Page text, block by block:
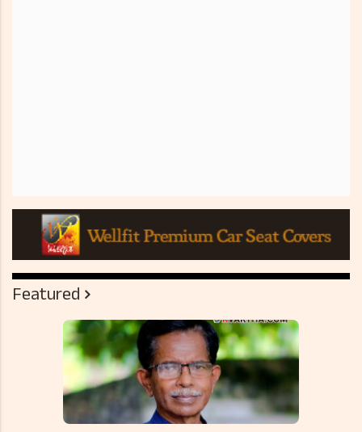
Featured